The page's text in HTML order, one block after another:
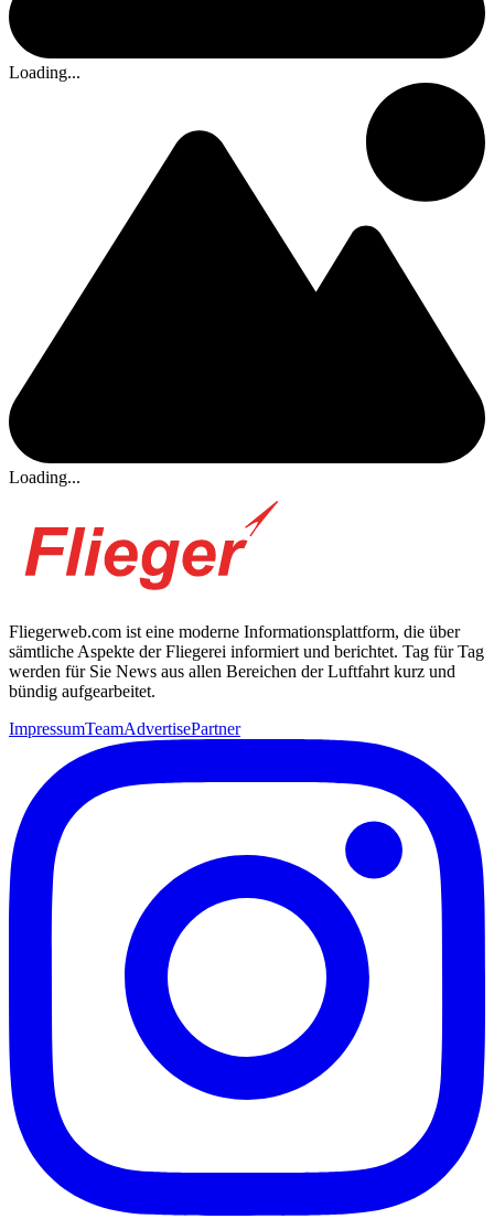
Loading...
Loading...
Fliegerweb.com ist eine moderne Informationsplattform, die über
sämtliche Aspekte der Fliegerei informiert und berichtet. Tag für Tag
werden für Sie News aus allen Bereichen der Luftfahrt kurz und
bündig aufgearbeitet.
ImpressumTeamAdvertisePartner